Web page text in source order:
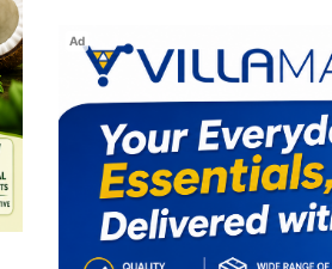
Ad